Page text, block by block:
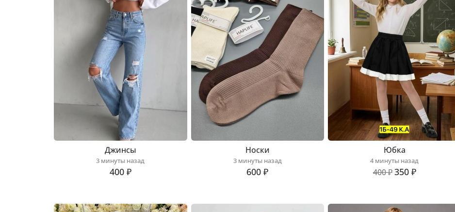
Джинсы
3 минуты назад
400 ₽
Носки
3 минуты назад
600 ₽
Юбка
4 минуты назад
400 ₽350 ₽